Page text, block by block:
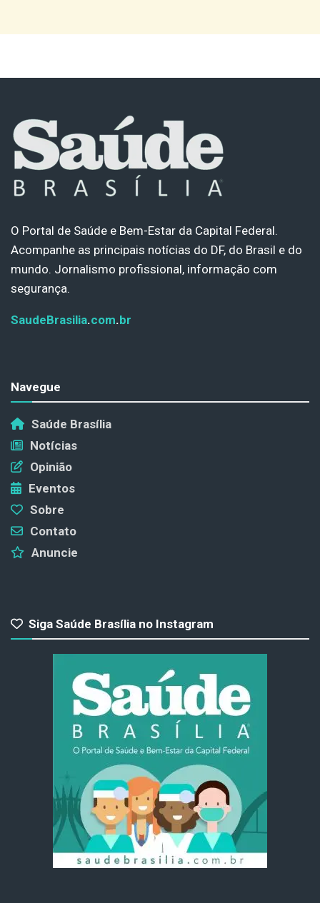
O Portal de Saúde e Bem-Estar da Capital Federal.
Acompanhe as principais notícias do DF, do Brasil e do
mundo. Jornalismo profissional, informação com
segurança.
SaudeBrasilia.com.br
Navegue
Saúde Brasília
Notícias
Opinião
Eventos
Sobre
Contato
Anuncie
Siga Saúde Brasília no Instagram